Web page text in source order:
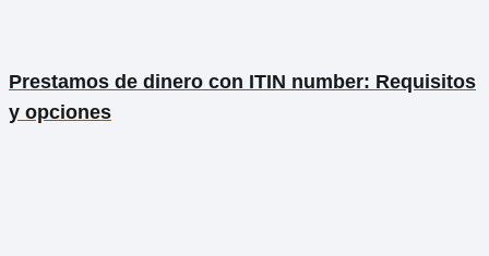
Prestamos de dinero con ITIN number: Requisitos
y opciones